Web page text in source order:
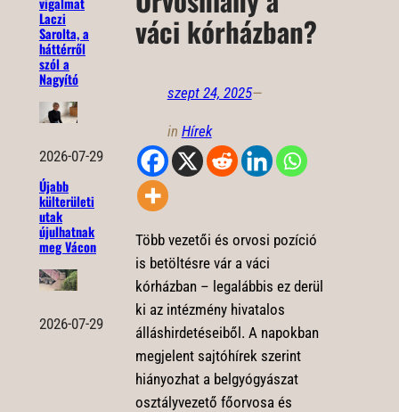
Laczi
Sarolta, a
háttérről
szól a
Nagyító
2026-07-29
Újabb
külterületi
utak
újulhatnak
meg Vácon
2026-07-29
váci kórházban?
szept 24, 2025—
in Hírek
Több vezetői és orvosi pozíció
is betöltésre vár a váci
kórházban – legalábbis ez derül
ki az intézmény hivatalos
álláshirdetéseiből. A napokban
megjelent sajtóhírek szerint
hiányozhat a belgyógyászat
osztályvezető főorvosa és